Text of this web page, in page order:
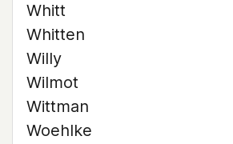
Whitt
Whitten
Willy
Wilmot
Wittman
Woehlke